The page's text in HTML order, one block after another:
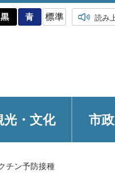
読み
・ 文化 市
チン予防接種